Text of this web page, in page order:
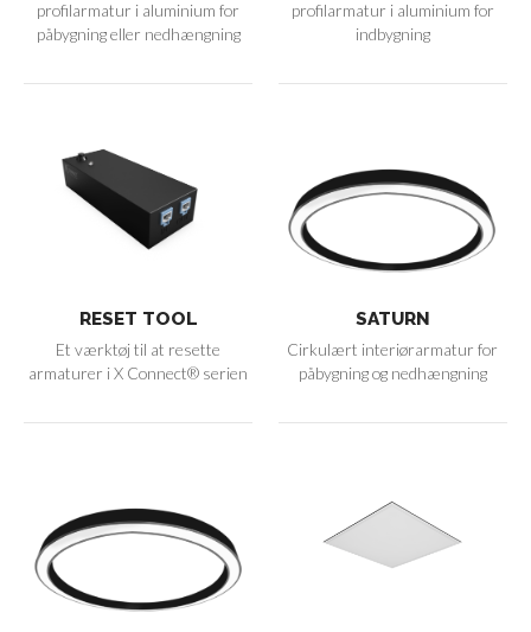
profilarmatur i aluminium for
påbygning eller nedhængning
profilarmatur i aluminium for
indbygning
RESET TOOL
Et værktøj til at resette
armaturer i X Connect® serien
SATURN
Cirkulært interiørarmatur for
påbygning og nedhængning